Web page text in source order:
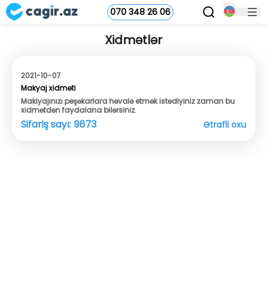
070 348 26 06
Xidmətlər
2021-10-07
Makyaj xidməti
Makiyajınızı peşəkarlara həvalə etmək istədiyiniz zaman bu
xidmətdən faydalana bilərsiniz.
Sifariş sayı: 9673 Ətrafli oxu